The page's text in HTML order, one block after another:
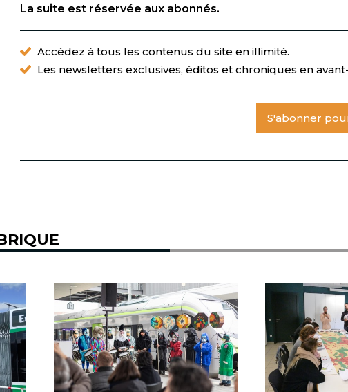
La suite est réservée aux abonnés.
Accédez à tous les contenus du site en illimité.
Les newsletters exclusives, éditos et chroniques en
S'abonner